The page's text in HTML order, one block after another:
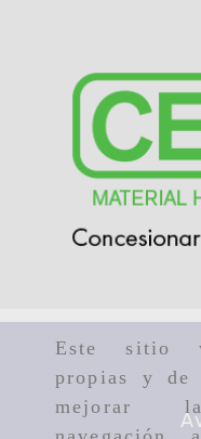
Este sitio
propias y de
mejorar